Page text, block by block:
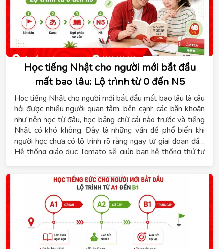
Học tiếng Nhật cho người mới bắt đầu
mất bao lâu: Lộ trình từ 0 đến N5
Học tiếng Nhật cho người mới bắt đầu mất bao lâu là câu
hỏi được nhiều người quan tâm, bên cạnh các băn khoăn
như nên học từ đâu, học bảng chữ cái nào trước và tiếng
Nhật có khó không. Đây là những vấn đề phổ biến khi
người học chưa có lộ trình rõ ràng ngay từ giai đoạn đầu.
Hệ thống giáo dục Tomato sẽ giúp bạn hệ thống thứ tự
lựa chọn khóa học phù hợp với mục tiêu cá nhân.